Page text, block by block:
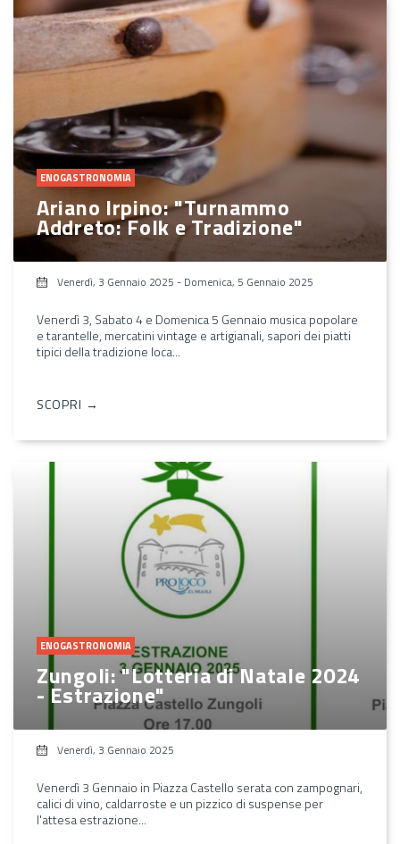
ENOGASTRONOMIA
Ariano Irpino: "Turnammo
Addreto: Folk e Tradizione"
Venerdì, 3 Gennaio 2025 - Domenica, 5 Gennaio 2025
Venerdì 3, Sabato 4 e Domenica 5 Gennaio musica popolare
e tarantelle, mercatini vintage e artigianali, sapori dei piatti
tipici della tradizione loca...
SCOPRI →
ENOGASTRONOMIA
Zungoli: "Lotteria di Natale 2024
- Estrazione"
Venerdì, 3 Gennaio 2025
Venerdì 3 Gennaio in Piazza Castello serata con zampognari,
calici di vino, caldarroste e un pizzico di suspense per
l'attesa estrazione...